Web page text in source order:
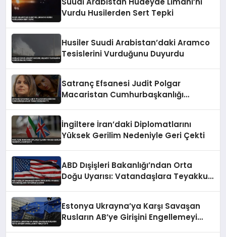
Vurdu Husilerden Sert Tepki
Husiler Suudi Arabistan’daki Aramco
Tesislerini Vurduğunu Duyurdu
Satranç Efsanesi Judit Polgar
Macaristan Cumhurbaşkanlığı
İngiltere İran’daki Diplomatlarını
Yüksek Gerilim Nedeniyle Geri Çekti
ABD Dışişleri Bakanlığı’ndan Orta
Doğu Uyarısı: Vatandaşlara Teyakkuz
Estonya Ukrayna’ya Karşı Savaşan
Rusların AB’ye Girişini Engellemeyi